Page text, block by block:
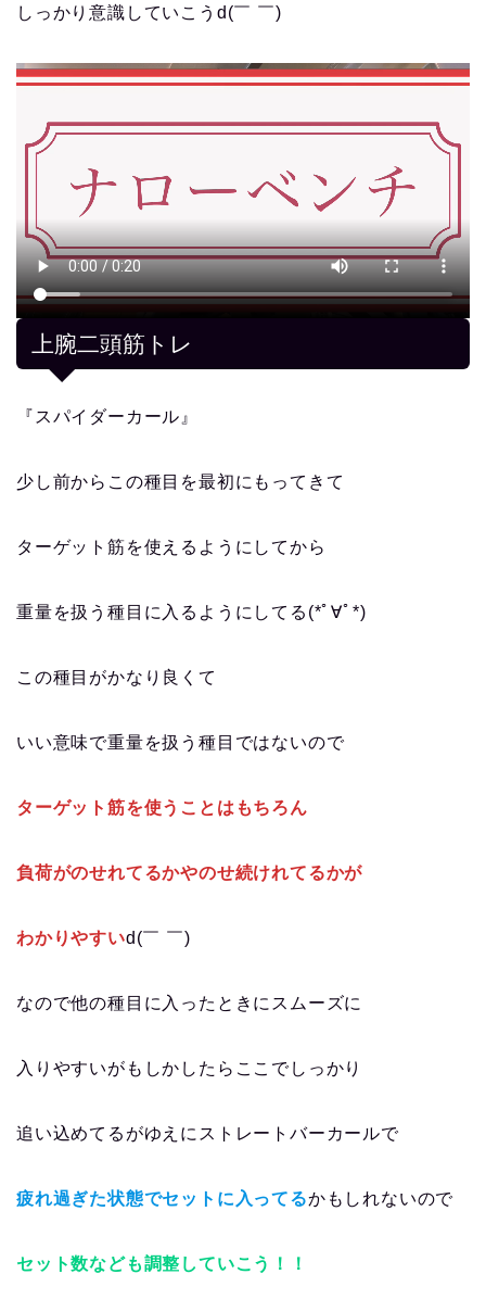
しっかり意識していこうd(￣ ￣)
上腕二頭筋トレ
『スパイダーカール』
少し前からこの種目を最初にもってきて
ターゲット筋を使えるようにしてから
重量を扱う種目に入るようにしてる(*ﾟ∀ﾟ*)
この種目がかなり良くて
いい意味で重量を扱う種目ではないので
ターゲット筋を使うことはもちろん
負荷がのせれてるかやのせ続けれてるかが
わかりやすいd(￣ ￣)
なので他の種目に入ったときにスムーズに
入りやすいがもしかしたらここでしっかり
追い込めてるがゆえにストレートバーカールで
疲れ過ぎた状態でセットに入ってるかもしれないので
セット数なども調整していこう！！